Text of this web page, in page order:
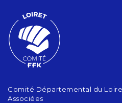
Comité Départemental du
Associées